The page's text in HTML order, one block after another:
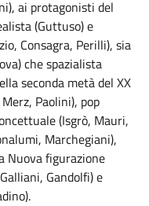
ai protagonisti del
(Guttuso) e
Consagra, Perilli), sia
che spazialista
seconda metà del XX
Paolini), pop
(Isgrò, Mauri,
Marchegiani),
Nuova figurazione
Gandolfi) e